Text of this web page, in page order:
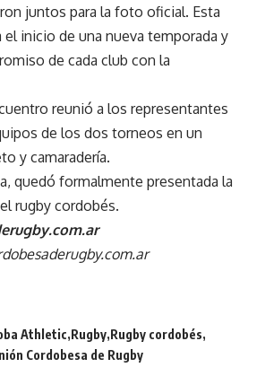
juntos para la foto oficial. Esta
el inicio de una nueva temporada y
de cada club con la
reunió a los representantes
de los dos torneos en un
y camaradería.
quedó formalmente presentada la
rugby cordobés.
Athletic Rugby Rugby cordobés
Cordobesa de Rugby